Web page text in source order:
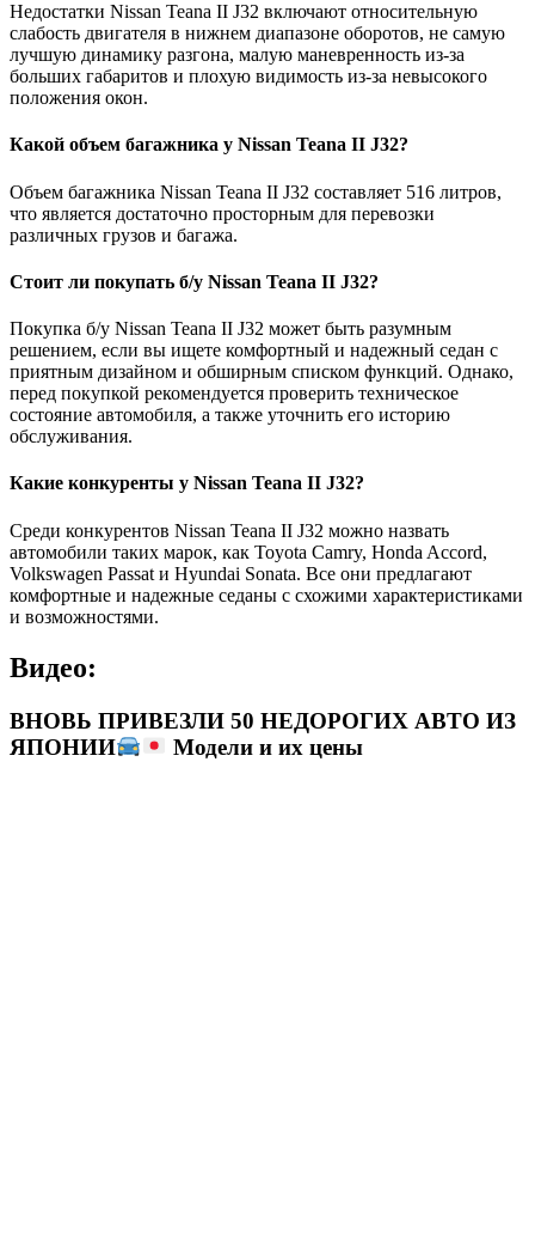
Недостатки Nissan Teana II J32 включают относительную
слабость двигателя в нижнем диапазоне оборотов, не самую
лучшую динамику разгона, малую маневренность из-за
больших габаритов и плохую видимость из-за невысокого
положения окон.
Какой объем багажника у Nissan Teana II J32?
Объем багажника Nissan Teana II J32 составляет 516 литров,
что является достаточно просторным для перевозки
различных грузов и багажа.
Стоит ли покупать б/у Nissan Teana II J32?
Покупка б/у Nissan Teana II J32 может быть разумным
решением, если вы ищете комфортный и надежный седан с
приятным дизайном и обширным списком функций. Однако,
перед покупкой рекомендуется проверить техническое
состояние автомобиля, а также уточнить его историю
обслуживания.
Какие конкуренты у Nissan Teana II J32?
Среди конкурентов Nissan Teana II J32 можно назвать
автомобили таких марок, как Toyota Camry, Honda Accord,
Volkswagen Passat и Hyundai Sonata. Все они предлагают
комфортные и надежные седаны с схожими характеристиками
и возможностями.
Видео:
ВНОВЬ ПРИВЕЗЛИ 50 НЕДОРОГИХ АВТО ИЗ
ЯПОНИИ
Модели и их цены